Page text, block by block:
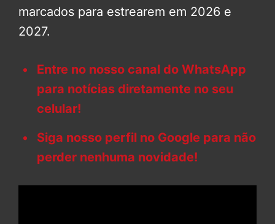
marcados para estrearem em 2026 e
2027.
Entre no nosso canal do WhatsApp
para notícias diretamente no seu
celular!
Siga nosso perfil no Google para não
perder nenhuma novidade!